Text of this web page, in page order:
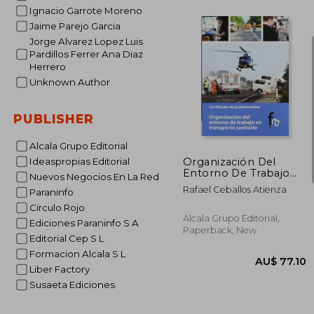
Ignacio Garrote Moreno
Jaime Parejo Garcia
Jorge Alvarez Lopez Luis
Pardillos Ferrer Ana Diaz
Herrero
Unknown Author
PUBLISHER
Alcala Grupo Editorial
Ideaspropias Editorial
Nuevos Negocios En La Red
Paraninfo
Circulo Rojo
Ediciones Paraninfo S A
Editorial Cep S L
Formacion Alcala S L
Liber Factory
Susaeta Ediciones
Organización Del
Entorno De Trabajo
En Transporte
Sanitario (in Spanish)
Rafael Ceballos Atienza
Alcala Grupo Editorial,
Paperback, New